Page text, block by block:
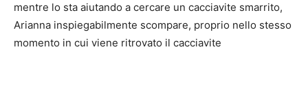
mentre lo sta aiutando a cercare un cacciavite smarrito,
Arianna inspiegabilmente scompare, proprio nello stesso
momento in cui viene ritrovato il cacciavite